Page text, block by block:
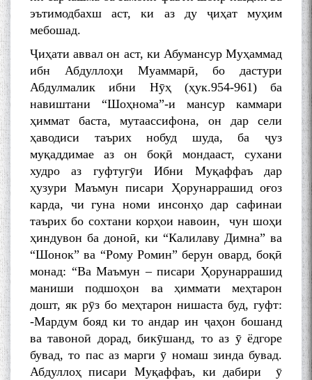
эътимодбахш аст, ки аз ду ҷиҳат муҳим
мебошад.
Ҷиҳати аввал он аст, ки Абумансур Муҳаммад
ибн Абдуллоҳи Муаммарӣ, бо дастури
Абдулмалик ибни Нӯҳ (ҳук.954-961) ба
навиштани “Шоҳнома”-и мансур каммари
ҳиммат баста, мутаассифона, он дар сели
ҳаводиси таърих нобуд шуда, ба ҷуз
муқаддимае аз он боқӣ мондааст, сухани
худро аз гуфтугӯи Ибни Муқаффаъ дар
ҳузури Маъмун писари Ҳорунаррашид оғоз
карда, чи гуна номи инсонҳо дар сафинаи
таърих бо сохтани корҳои навоин, чун шоҳи
ҳиндувон ба доноӣ, ки “Калилаву Димна” ва
“Шонок” ва “Рому Ромин” берун овард, боқӣ
монад: “Ва Маъмун – писари Ҳорунаррашид
маниши подшоҳон ва ҳиммати меҳтарон
дошт, як рӯз бо меҳтарон нишаста буд, гуфт:
-Мардум бояд ки то андар ин ҷаҳон бошанд
ва тавоноӣ дорад, бикӯшанд, то аз ӯ ёдгоре
бувад, то пас аз марги ӯ номаш зинда бувад.
Абдуллоҳ писари Муқаффаъ, ки дабири ӯ